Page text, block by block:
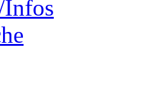
Infos